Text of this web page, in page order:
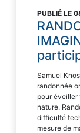
PUBLIÉ LE
Samuel
randonnée
pour
nature.
difficulté
mesure de